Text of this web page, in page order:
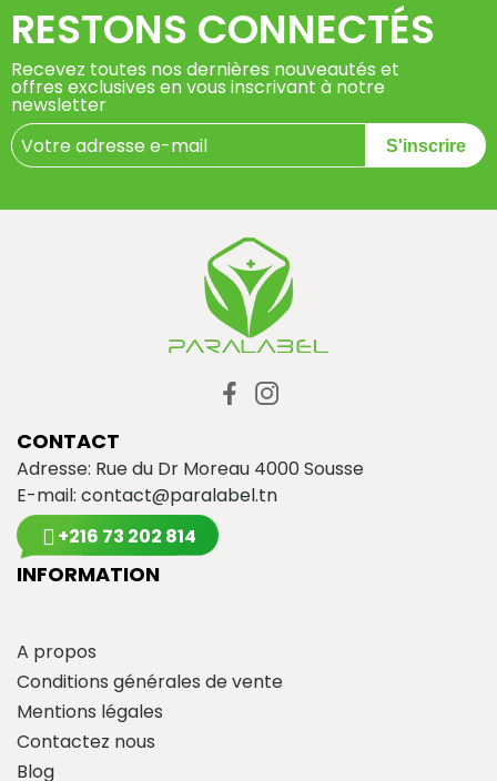
RESTONS CONNECTÉS
Recevez toutes nos dernières nouveautés et
offres exclusives en vous inscrivant à notre
newsletter
S'inscrire
CONTACT
Adresse: Rue du Dr Moreau 4000 Sousse
E-mail: contact@paralabel.tn
+216 73 202 814
INFORMATION
A propos
Conditions générales de vente
Mentions légales
Contactez nous
Blog